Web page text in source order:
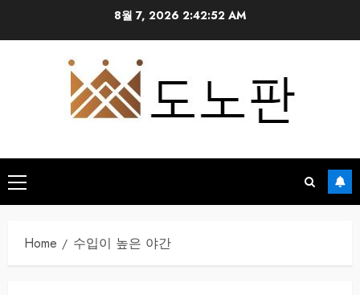
8월 7, 2026 2:42:53 AM
Primary
Menu
Home 수입이 높은 야간